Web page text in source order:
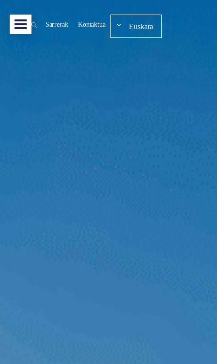
Sarrerak Kontaktua Euskara